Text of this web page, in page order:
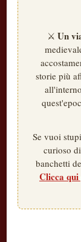
⚔️ Un
storie più
Se vuoi
curioso
banchetti
Clicca